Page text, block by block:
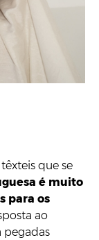
que se
é muito
para os
ao
pegadas